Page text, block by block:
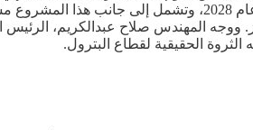
كافة محطات ومواقع شركة بتروجاس. كما إستعرض كافة خطط التحول الرقمي في منظومة البوتاجاز
ووجه المهندس صلاح عبدالكريم، الرئيس
الحقيقية لقطاع البترول.